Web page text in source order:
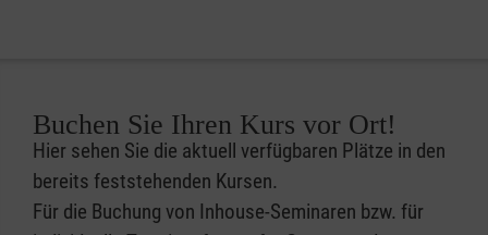
Buchen Sie Ihren Kurs vor Ort!
Hier sehen Sie die aktuell verfügbaren Plätze in den
bereits feststehenden Kursen.
Für die Buchung von Inhouse-Seminaren bzw. für